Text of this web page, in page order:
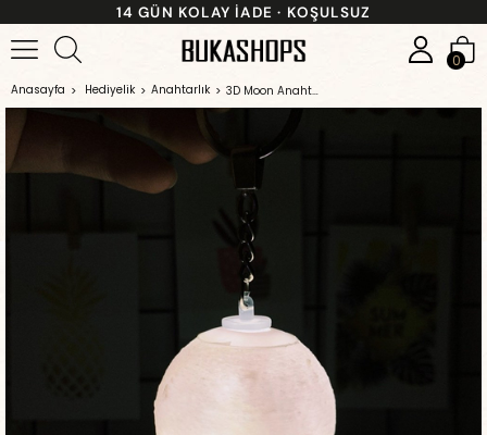
14 GÜN KOLAY İADE · KOŞULSUZ
0
Anasayfa Hediyelik Anahtarlık 3D Moon Anahtarlık